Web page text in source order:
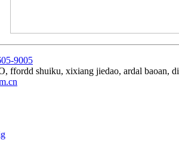
9005
ffordd shuiku, xixiang jiedao, ardal baoan,